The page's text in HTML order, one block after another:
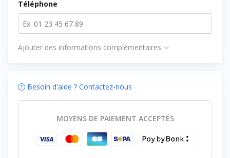
Besoin d'aide ? Contactez-nous
MOYENS DE PAIEMENT ACCEPTÉS
Téléphone
Ajouter des informations complémentaires